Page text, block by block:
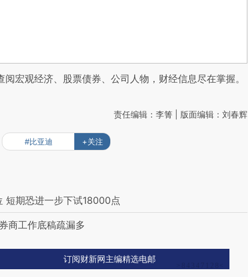
阅宏观经济、股票债券、公司人物，财经信息尽在掌握。
责任编辑：李箐 | 版面编辑：刘春辉
#比亚迪 +关注
短期恐进一步下试18000点
商工作底稿疏漏多
订阅财新网主编精选电邮